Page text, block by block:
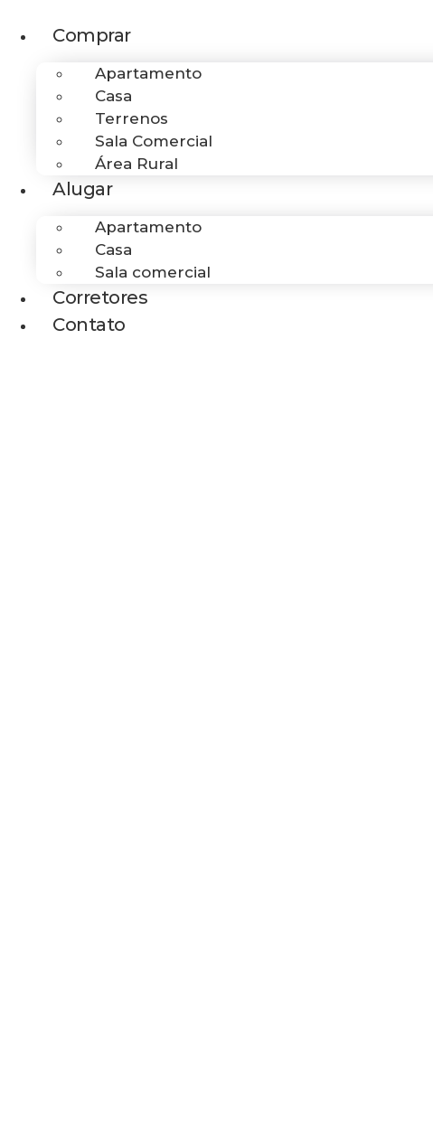
para
conteúdo
Comprar
Apartamento
Casa
Terrenos
Sala Comercial
Área Rural
Alugar
Apartamento
Casa
Sala comercial
Corretores
Contato